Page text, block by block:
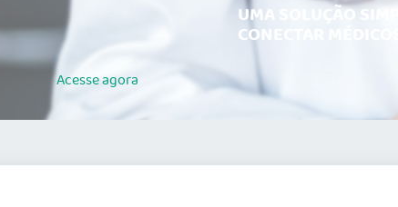
Acesseagora
UMA SOLUÇÃO
CONECTAR